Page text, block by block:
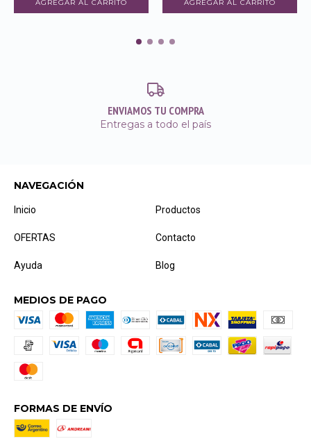
ENVIAMOS TU COMPRA
Entregas a todo el país
NAVEGACIÓN
Inicio Productos
OFERTAS Contacto
Ayuda Blog
MEDIOS DE PAGO
FORMAS DE ENVÍO